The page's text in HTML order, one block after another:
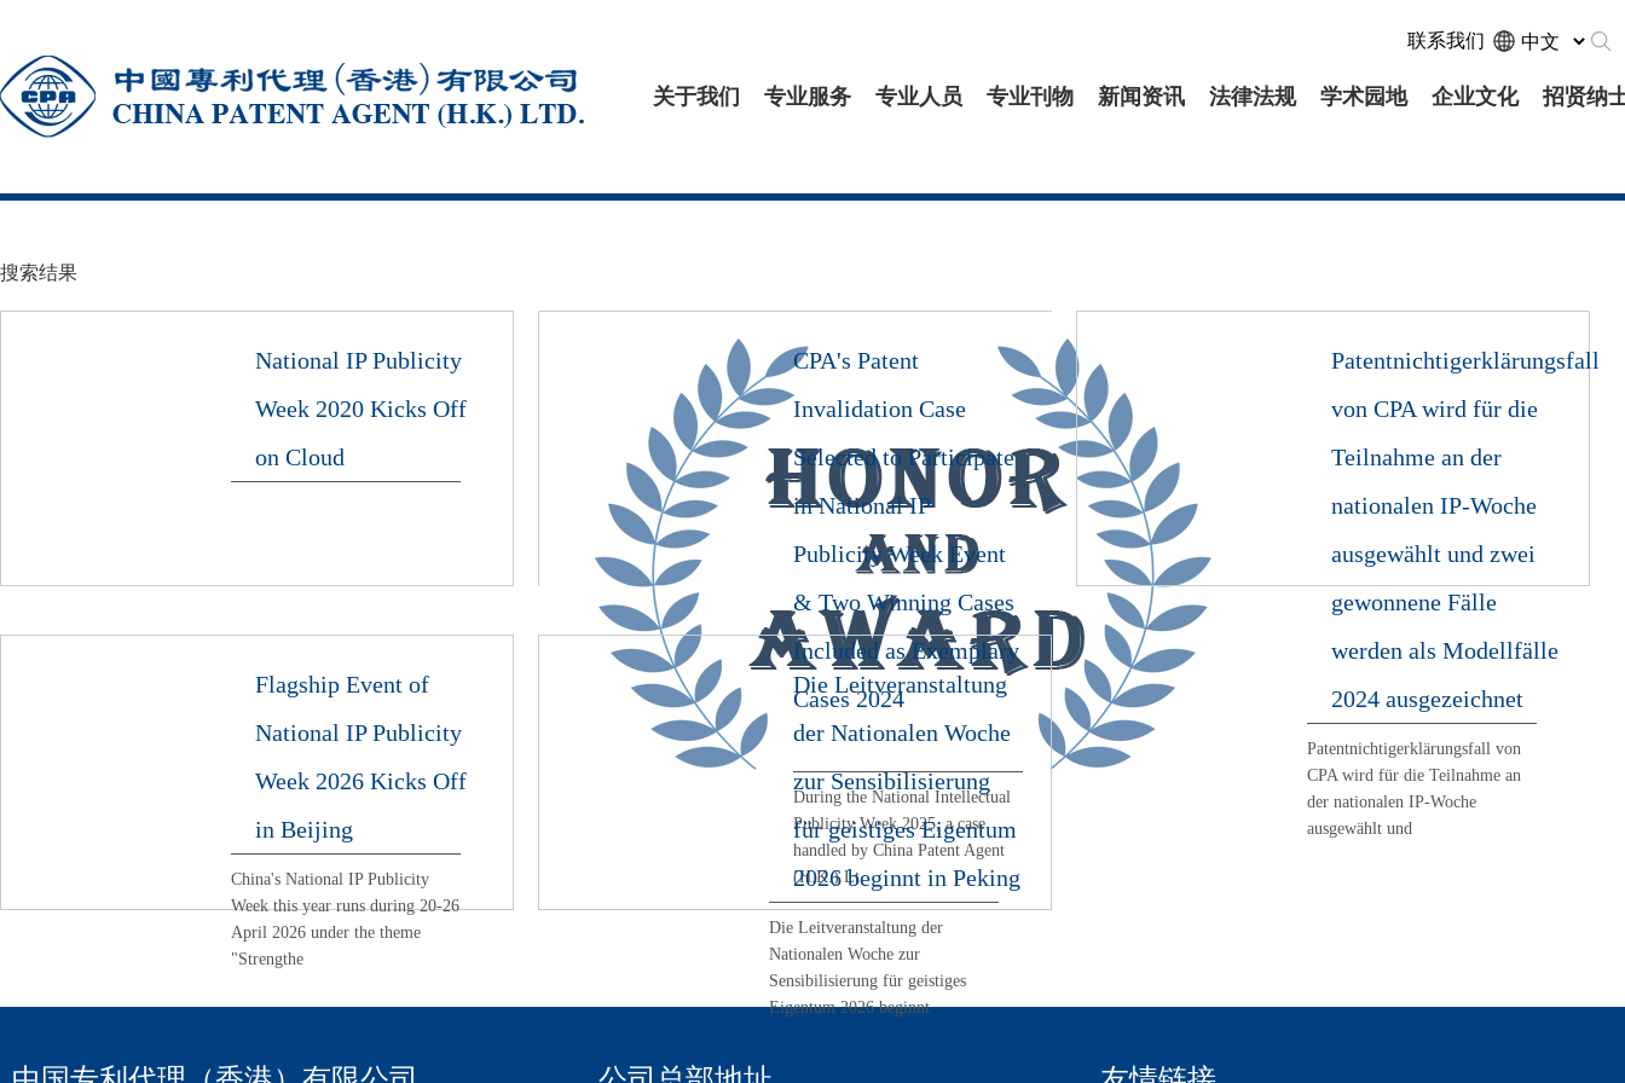
联系我们
关于我们 专业服务 专业人员 专业刊物 新闻资讯 法律法规 学术园地 企业文化 招贤纳
搜索结果
National IP Publicity
Week 2020 Kicks Off
on Cloud
CPA's Patent
Invalidation Case
Selected to Participate
in National IP
Publicity Week Event
& Two Winning Cases
Included as Exemplary
Cases 2024
During the National Intellectual
Publicity Week 2025, a case
handled by China Patent Agent
(H.K.) Lt
Patentnichtigerklärungsfall
von CPA wird für die
Teilnahme an der
nationalen IP-Woche
ausgewählt und zwei
gewonnene Fälle
werden als Modellfälle
2024 ausgezeichnet
Patentnichtigerklärungsfall von
CPA wird für die Teilnahme an
der nationalen IP-Woche
ausgewählt und
Flagship Event of
National IP Publicity
Week 2026 Kicks Off
in Beijing
China's National IP Publicity
Week this year runs during 20-26
April 2026 under the theme
"Strengthe
Die Leitveranstaltung
der Nationalen Woche
zur Sensibilisierung
für geistiges Eigentum
2026 beginnt in Peking
Die Leitveranstaltung der
Nationalen Woche zur
Sensibilisierung für geistiges
Eigentum 2026 beginnt